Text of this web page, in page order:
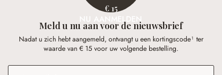
€ 15
NU AANMELDEN
Meld u nu aan voor de nieuwsbrief
Nadat u zich hebt aangemeld, ontvangt u een kortingscode¹ ter
waarde van € 15 voor uw volgende bestelling.
E-mailadres